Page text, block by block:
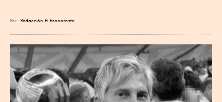
Por Redacción El Economista